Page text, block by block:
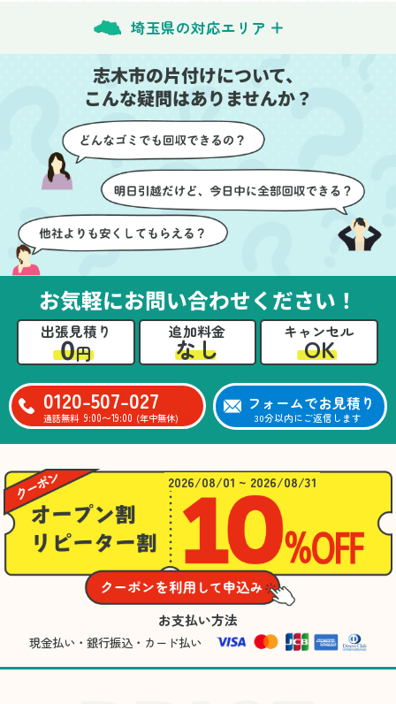
特に、物が散乱していた
イテムの仕分けを迅速か
つ丁寧に対応していただ
けたのがありがたかった
です。家族それぞれが必
要なものを確認しながら
進めることができ、安心
感を持って作業をお任せ
できました。さらに、作
業終了後には部屋全体を
清掃していただき、まる
で新しい家のような清潔
感に感動しました。
ちらも安心感を持って作
壁や床を傷つけないよう
に細心の注意を払ってい
ただき、家全体がスムー
ズに片付いていくのがと
ても嬉しかったです。作
業が終わった後には、こ
ちらからお願いしなくて
も部屋を簡単に清掃して
いただけたのも好印象で
した。
いても教えていただき、
今後の片付けにも役立つ
知識が増えました。また
何かあれば、ぜひお願い
心のこもったサービスを
ありがとうございまし
た。
埼玉県の対応エリア
志木市の片付けについて、
こんな疑問はありませんか？
お気軽にお問い合わせください！
出張見積り
0円
追加料金
なし
キャンセル
OK
0120-507-027
通話無料 9:00〜19:00 (年中無休)
フォームでお見積り
30分以内にご返信します
2026/08/01 ~ 2026/08/31
お支払い方法
現金払い・銀行振込・カード払い